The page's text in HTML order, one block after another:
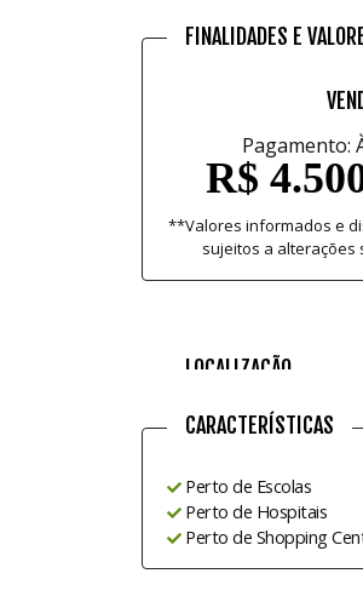
FINALIDADES E
Pagamento:
R$
**Valores informados e
sujeitos a
LOCALIZAÇÃO
CARACTERÍSTICAS
Perto de Escolas
Perto de Hospitais
Perto de Shopping